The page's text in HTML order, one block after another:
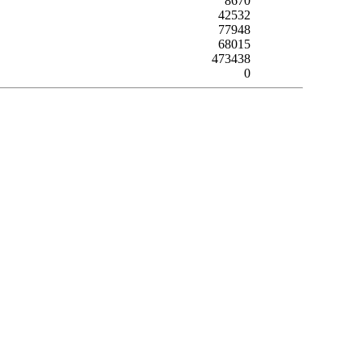
42532
77948
68015
473438
0